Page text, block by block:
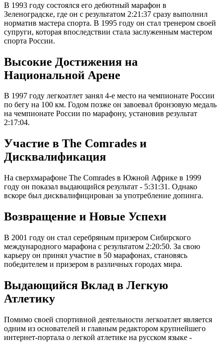
В 1993 году состоялся его дебютный марафон в
Зеленоградске, где он с результатом 2:21:37 сразу выполнил
норматив мастера спорта. В 1995 году он стал тренером своей
супруги, которая впоследствии стала заслуженным мастером
спорта России.
Высокие Достижения на
Национальной Арене
В 1997 году легкоатлет занял 4-е место на чемпионате России
по бегу на 100 км. Годом позже он завоевал бронзовую медаль
на чемпионате России по марафону, установив результат
2:17:04.
Участие в The Comrades и
Дисквалификация
На сверхмарафоне The Comrades в Южной Африке в 1999
году он показал выдающийся результат - 5:31:31. Однако
вскоре был дисквалифицирован за употребление допинга.
Возвращение и Новые Успехи
В 2001 году он стал серебряным призером Сибирского
международного марафона с результатом 2:20:50. За свою
карьеру он принял участие в 50 марафонах, становясь
победителем и призером в различных городах мира.
Выдающийся Вклад в Легкую
Атлетику
Помимо своей спортивной деятельности легкоатлет является
одним из основателей и главным редактором крупнейшего
интернет-портала о легкой атлетике на русском языке -